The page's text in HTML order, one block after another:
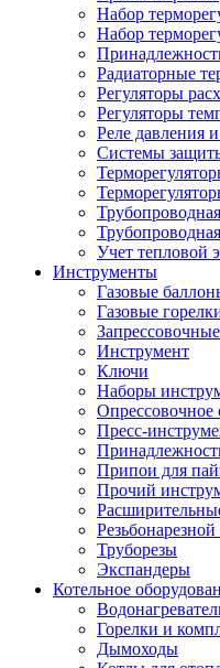
Набор
Набор
Радиаторные
Регуляторы
Регуляторы
Реле давления
Системы
Учет тепловой
Инструменты
Газовые
Газовые
Инструмент
Ключи
Наборы
Опрессовочное
Пресс-
Припои для
Прочий
Труборезы
Экспандеры
Котельное
Горелки и
Дымоходы